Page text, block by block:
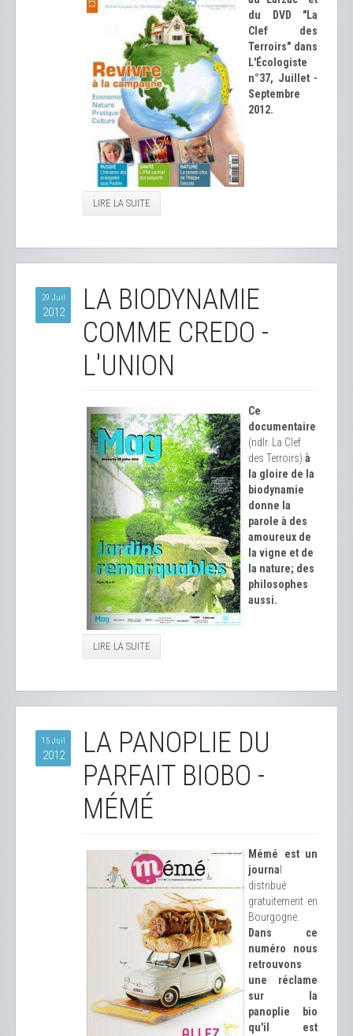
du DVD "La
Clef des
Terroirs" dans
L'Écologiste
n°37, Juillet -
Septembre
2012.
LIRE LA SUITE
29 Juil
2012
LA BIODYNAMIE
COMME CREDO -
L'UNION
Ce
documentaire
(ndlr. La Clef
des Terroirs) à
la gloire de la
biodynamie
donne la
parole à des
amoureux de
la vigne et de
la nature; des
philosophes
aussi.
LIRE LA SUITE
15 Juil
2012
LA PANOPLIE DU
PARFAIT BIOBO -
MÉMÉ
Mémé est un
journa
distribué
gratuitement en
Bourgogne.
Dans ce
numéro nous
retrouvons
une réclame
sur la
panoplie bio
qu'il est